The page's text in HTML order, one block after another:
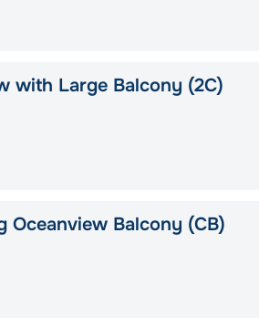
with Large Balcony (2C)
Oceanview Balcony (CB)